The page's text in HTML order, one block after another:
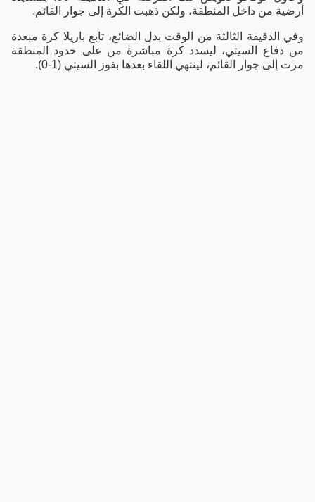
أرضية من داخل المنطقة، ولكن ذهبت الكرة إلى جوار القائم.
وفي الدقيقة الثالثة من الوقت بدل الضائع، تابع باريلا كرة مبعدة
من دفاع السيتي، ليسدد كرة مباشرة من على حدود المنطقة
مرت إلى جوار القائم، لينتهي اللقاء بعدها بفوز السيتي (1-0).